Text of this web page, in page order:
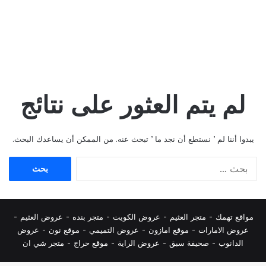
لم يتم العثور على نتائج
يبدوا أننا لم ’ نستطع أن نجد ما ’ تبحث عنه. من الممكن أن يساعدك البحث.
مواقع تهمك - متجر العثيم - عروض الكويت - متجر بنده - عروض العثيم -
عروض الامارات - موقع امازون - عروض التميمي - موقع نون - عروض
الدانوب - صحيفة سبق - عروض الراية - موقع حراج - متجر شي ان